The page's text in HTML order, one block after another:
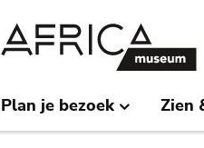
Plan je bezoek Zien